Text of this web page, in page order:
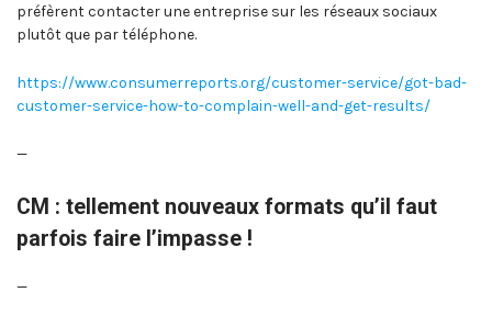
préfèrent contacter une entreprise sur les réseaux sociaux
plutôt que par téléphone.
https://www.consumerreports.org/customer-service/got-bad-
customer-service-how-to-complain-well-and-get-results/
—
CM : tellement nouveaux formats qu’il faut
parfois faire l’impasse !
—